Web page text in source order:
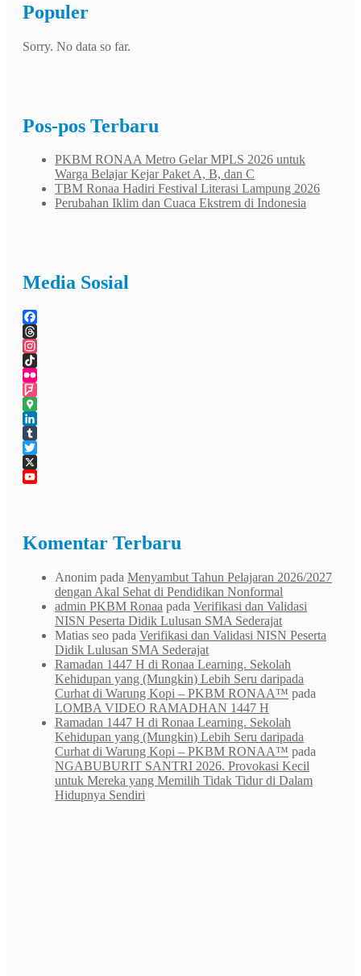
Populer
Sorry. No data so far.
Pos-pos Terbaru
PKBM RONAA Metro Gelar MPLS 2026 untuk
Warga Belajar Kejar Paket A, B, dan C
TBM Ronaa Hadiri Festival Literasi Lampung 2026
Perubahan Iklim dan Cuaca Ekstrem di Indonesia
Media Sosial
Facebook
Threads
Instagram
TikTok
Flickr
Foursquare
Google
Maps
LinkedIn
Tumblr
Twitter
X
Komentar Terbaru
Anonim pada Menyambut Tahun Pelajaran 2026/2027
dengan Akal Sehat di Pendidikan Nonformal
admin PKBM Ronaa pada Verifikasi dan Validasi
NISN Peserta Didik Lulusan SMA Sederajat
Matias seo pada Verifikasi dan Validasi NISN Peserta
Didik Lulusan SMA Sederajat
Ramadan 1447 H di Ronaa Learning. Sekolah
Kehidupan yang (Mungkin) Lebih Seru daripada
Curhat di Warung Kopi – PKBM RONAA™ pada
LOMBA VIDEO RAMADHAN 1447 H
Ramadan 1447 H di Ronaa Learning. Sekolah
Kehidupan yang (Mungkin) Lebih Seru daripada
Curhat di Warung Kopi – PKBM RONAA™ pada
NGABUBURIT SANTRI 2026. Provokasi Kecil
untuk Mereka yang Memilih Tidak Tidur di Dalam
Hidupnya Sendiri